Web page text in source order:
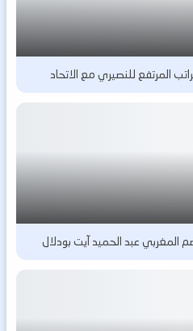
المرتفع للنصيري مع الاتحاد
المغربي عبد الحميد آيت بودلال